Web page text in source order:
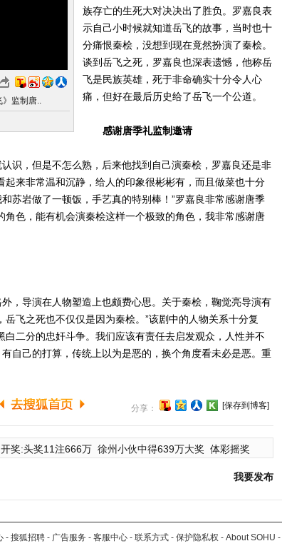
》监制唐..
族存亡的生死大对决决出了胜负。罗嘉良表
示自己小时候就知道岳飞的故事，当时也十
分痛恨秦桧，没想到现在竟然扮演了秦桧。
谈到岳飞之死，罗嘉良也深表遗憾，他称岳
飞是民族英雄，死于非命确实十分令人心
痛，但好在最后历史给了岳飞一个公道。
感谢唐季礼监制邀请
，但是不怎么熟，后来他找到自己演秦桧，罗嘉良还是非
起来非常温和沉静，给人的印象很彬彬有，而且做菜也十分
苏岩做了一顿饭，手艺真的特别棒！”罗嘉良非常感谢唐季
角色，能有机会演秦桧这样一个极致的角色，我非常感谢唐
导演在人物塑造上也颇费心思。关于秦桧，鞠觉亮导演有
飞之死也不仅仅是因为秦桧。”该剧中的人物关系十分复
白二分的忠奸斗争。我们应该有责任去启发观众，人性并不
自己的打算，传统上以为是恶的，换个角度看未必是恶。重
分享： [保存到博客]
奖:头奖11注666万 徐州小伙中得639万大奖 体彩摇奖
我要发布
- 搜狐招聘 - 广告服务 - 客服中心 - 联系方式 - 保护隐私权 - About SOHU -